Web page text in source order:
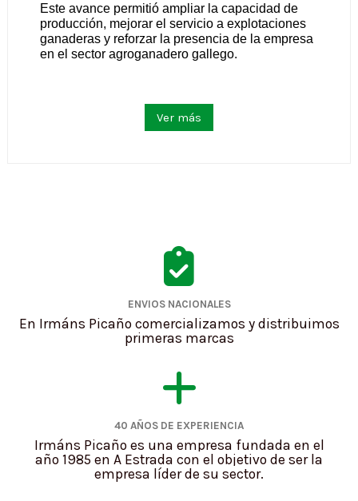
Este avance permitió ampliar la capacidad de
producción, mejorar el servicio a explotaciones
ganaderas y reforzar la presencia de la empresa
en el sector agroganadero gallego.
Ver más
ENVIOS NACIONALES
En Irmáns Picaño comercializamos y distribuimos
primeras marcas
40 AÑOS DE EXPERIENCIA
Irmáns Picaño es una empresa fundada en el
año 1985 en A Estrada con el objetivo de ser la
empresa líder de su sector.